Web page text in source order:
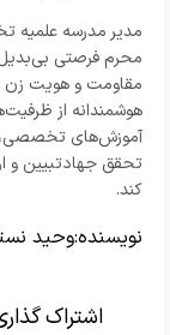
مدیر مدرسه علمیه
محرم فرصتی بی‌بدیل
مقاومت و هویت زن
هوشمندانه از
آموزش‌های تخصصی،
تحقق جهادتبیین و
کند.
نویسنده:وحید
اشتراک